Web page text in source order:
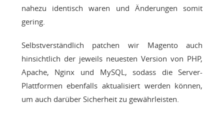
nahezu identisch waren und Änderungen somit
gering.
Selbstverständlich patchen wir Magento auch
hinsichtlich der jeweils neuesten Version von PHP,
Apache, Nginx und MySQL, sodass die Server-
Plattformen ebenfalls aktualisiert werden können,
um auch darüber Sicherheit zu gewährleisten.